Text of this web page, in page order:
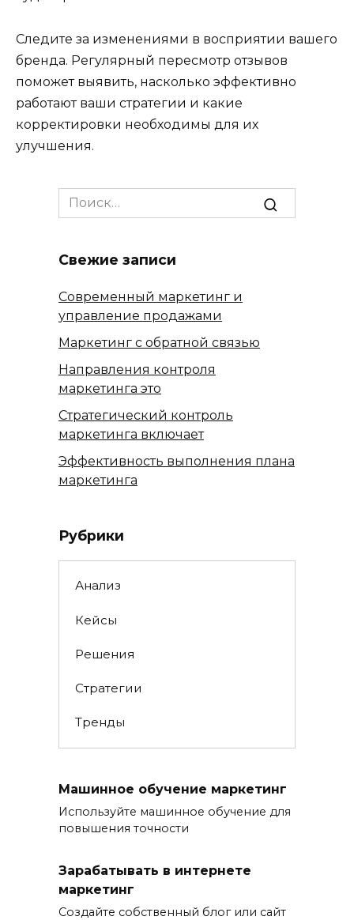
Следите за изменениями в восприятии вашего
бренда. Регулярный пересмотр отзывов
поможет выявить, насколько эффективно
работают ваши стратегии и какие
корректировки необходимы для их
улучшения.
Search
for:
Свежие записи
Современный маркетинг и
управление продажами
Маркетинг с обратной связью
Направления контроля
маркетинга это
Стратегический контроль
маркетинга включает
Эффективность выполнения плана
маркетинга
Рубрики
Анализ
Кейсы
Решения
Стратегии
Тренды
Машинное обучение маркетинг
Используйте машинное обучение для
повышения точности
Зарабатывать в интернете
маркетинг
Создайте собственный блог или сайт